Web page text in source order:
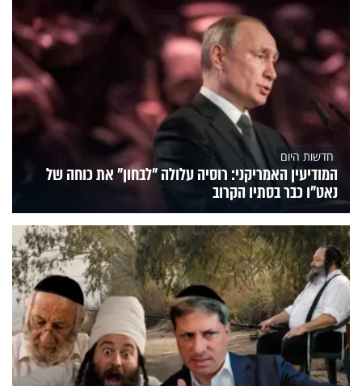
חדשות היום
המודיעין האמריקני: רוסיה עלולה "לבחון" את כוחה של
נאט"ו כבר בסתיו הקרוב